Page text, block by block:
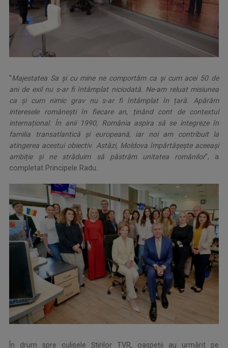
”Majestatea Sa și cu mine ne comportăm ca și cum acei 50 de
ani de exil nu s-ar fi întâmplat niciodată. Ne-am reluat misiunea
ca și cum nimic grav nu s-ar fi întâmplat în țară. Apărăm
interesele românești în fiecare an, ținând cont de contextul
internațional. În anii 1990, România aspira să se integreze în
familia transatlantică și europeană, iar noi am contribuit la
atingerea acestui obiectiv. Astăzi, Moldova împărtășește aceeași
ambiție și ne străduim să păstrăm unitatea românilor”, a
completat Principele Radu.
În drum spre culisele Știrilor TVR, oaspeții au urmărit pe